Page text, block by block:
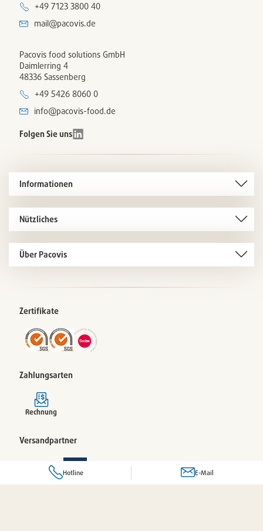
+49 7123 3800 40
mail@pacovis.de
Pacovis food solutions GmbH
Daimlerring 4
48336 Sassenberg
+49 5426 8060 0
info@pacovis-food.de
Folgen Sie uns
Informationen
Nützliches
Über Pacovis
Zertifikate
Zahlungsarten
Rechnung
Versandpartner
Hotline E-Mail